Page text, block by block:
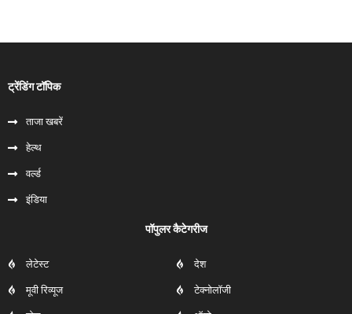
ट्रेंडिंग टॉपिक
ताजा खबरें
हेल्‍थ
वर्ल्ड
इंडिया
पॉपुलर कैटेगरीज
लेटेस्ट
मूवी रिव्यूज
देश
टेक्नोलॉजी